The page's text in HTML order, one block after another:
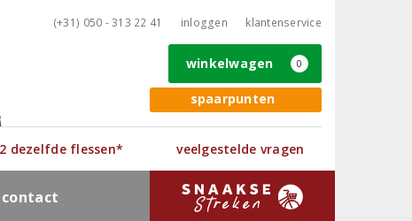
(+31) 050 - 313 22 41 inloggen klantenservice
spaarpunten
winkelwagen 0
dezelfde flessen* veelgestelde vragen
contact